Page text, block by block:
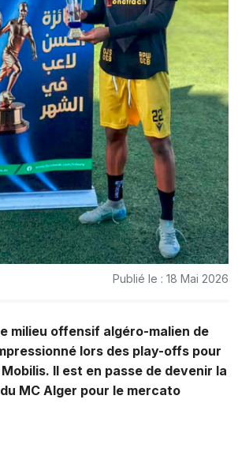
Publié le : 18 Mai 2026
milieu offensif algéro-malien de
lors des play-offs pour
Mobilis. Il est en passe de devenir la
MC Alger pour le mercato